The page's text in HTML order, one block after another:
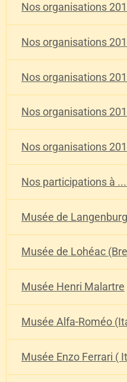
Nos organisations
Nos organisations
Nos organisations
Nos organisations
Nos organisations
Nos participations à
Musée de
Musée de Lohéac
Musée Henri Malartre
Musée Alfa-Roméo
Musée Enzo Ferrari (